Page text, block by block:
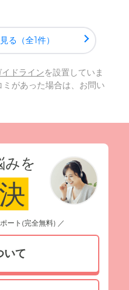
る（全1件）
ドラインを設置していま
があった場合は、お問い
みを
ート(完全無料) ／
いて